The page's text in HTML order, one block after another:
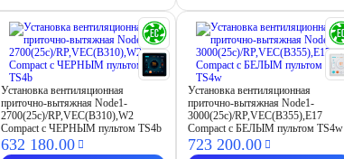
Установка вентиляционная
приточно-вытяжная Node1-
2700(25c)/RP,VEC(B310),W2
Compact с ЧЕРНЫМ пультом TS4b
632 180.00
Установка вентиляционная
приточно-вытяжная Node1-
3000(25c)/RP,VEC(B355),E17
Compact с БЕЛЫМ пультом TS4w
723 200.00